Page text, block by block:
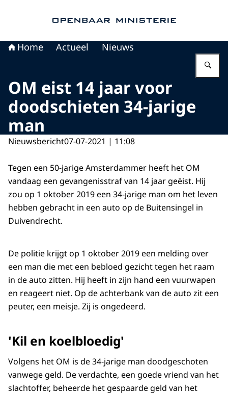
Home Actueel Nieuws
OM eist 14 jaar voor
doodschieten 34-jarige
man
Nieuwsbericht07-07-2021 | 11:08
Tegen een 50-jarige Amsterdammer heeft het OM
vandaag een gevangenisstraf van 14 jaar geëist. Hij
zou op 1 oktober 2019 een 34-jarige man om het leven
hebben gebracht in een auto op de Buitensingel in
Duivendrecht.
De politie krijgt op 1 oktober 2019 een melding over
een man die met een bebloed gezicht tegen het raam
in de auto zitten. Hij heeft in zijn hand een vuurwapen
en reageert niet. Op de achterbank van de auto zit een
peuter, een meisje. Zij is ongedeerd.
'Kil en koelbloedig'
Volgens het OM is de 34-jarige man doodgeschoten
vanwege geld. De verdachte, een goede vriend van het
slachtoffer, beheerde het gespaarde geld van het